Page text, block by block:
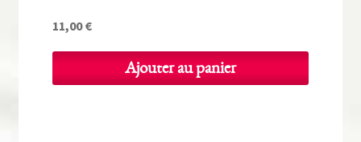
11,00€
Ajouter au panier